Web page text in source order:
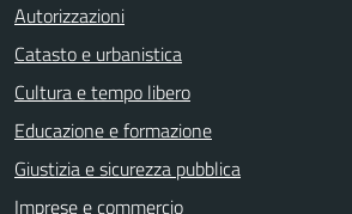
Autorizzazioni
Catasto e urbanistica
Cultura e tempo libero
Educazione e formazione
Giustizia e sicurezza pubblica
Imprese e commercio